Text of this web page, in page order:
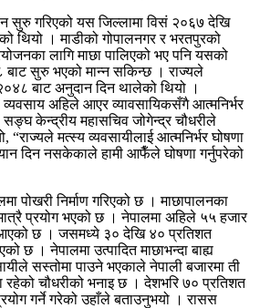
सुरु गरिएको यस जिल्लामा विसं २०६७ देखि
थियो । माडीको गोपालनगर र भरतपुरको
लागि माछा पालिएको भए पनि यसको
बाट सुरु भएको मान्न सकिन्छ । राज्यले
बाट अनुदान दिन थालेको थियो ।
अहिले आएर व्यावसायिकसँगै आत्मनिर्भर
केन्द्रीय महासचिव जोगेन्द्र चौधरीले
मत्स्य व्यवसायीलाई आत्मनिर्भर घोषणा
दिन नसकेकाले हामी आफैँले घोषणा गर्नुपरेको
पोखरी निर्माण गरिएको छ । माछापालनका
प्रयोग भएको छ । नेपालमा अहिले ५५ हजार
छ । जसमध्ये ३० देखि ४० प्रतिशत
छ । नेपालमा उत्पादित माछाभन्दा बाह्य
सस्तोमा पाउने भएकाले नेपाली बजारमा ती
रहेको चौधरीको भनाइ छ । देशभरि ७० प्रतिशत
गर्ने गरेको उहाँले बताउनुभयो । रासस